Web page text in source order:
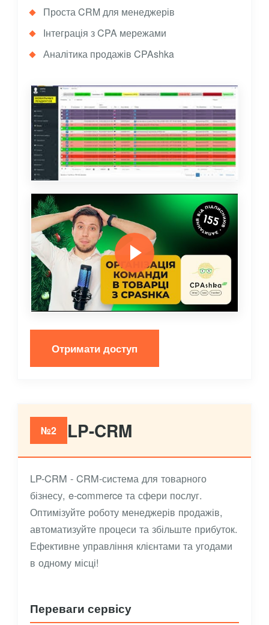
Проста CRM для менеджерів
Інтеграція з CPA мережами
Аналітика продажів CPAshka
Отримати доступ
№2 LP-CRM
LP-CRM - CRM-система для товарного
бізнесу, e-commerce та сфери послуг.
Оптимізуйте роботу менеджерів продажів,
автоматизуйте процеси та збільште прибуток.
Ефективне управління клієнтами та угодами
в одному місці!
Переваги сервісу